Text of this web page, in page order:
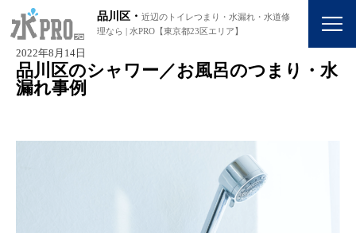
品川区・近辺のトイレつまり・水漏れ・水道修
理なら | 水PRO【東京都23区エリア】
2022年8月14日
品川区のシャワー／お風呂のつまり・水
漏れ事例